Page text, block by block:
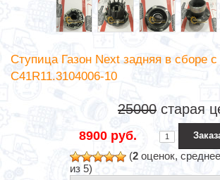
Ступица Газон Next задняя в сборе
C41R11.3104006-10
25000 старая
8900 руб.
(2 оценок,
из 5)